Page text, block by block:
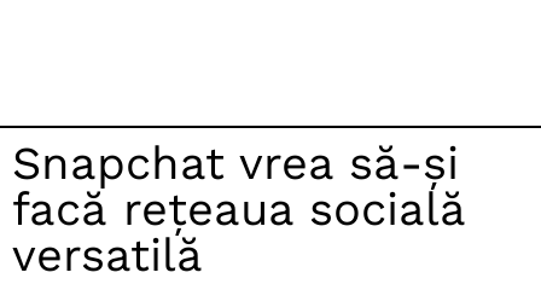
Snapchat vrea să-și
facă rețeaua socială
versatilă